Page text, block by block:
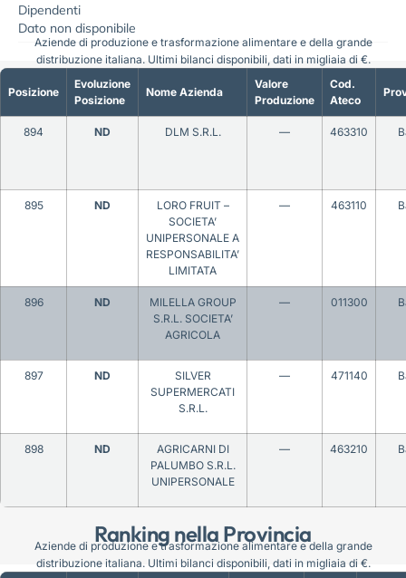
Dipendenti
Dato non disponibile
Ranking nella Provincia
Posizione
Evoluzione
Posizione
Nome Azienda
Valore
Produzione
Cod.
Ateco
894 ND DLM S.R.L. — 463310
895 ND
LORO FRUIT –
SOCIETA’
UNIPERSONALE A
RESPONSABILITA’
LIMITATA
— 463110
896 ND
MILELLA GROUP
S.R.L. SOCIETA’
AGRICOLA
— 011300
897 ND
SILVER
SUPERMERCATI
S.R.L.
— 471140
898 ND
AGRICARNI DI
PALUMBO S.R.L.
UNIPERSONALE
— 463210
Aziende di produzione e trasformazione alimentare e della grande
distribuzione italiana. Ultimi bilanci disponibili, dati in migliaia di €.
Aziende di produzione e trasformazione alimentare e della grande
distribuzione italiana. Ultimi bilanci disponibili, dati in migliaia di €.